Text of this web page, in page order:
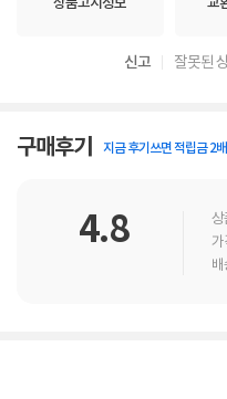
신고 잘못된
구매후기 지금 후기쓰면 적립금 2
4.8 상
가
배